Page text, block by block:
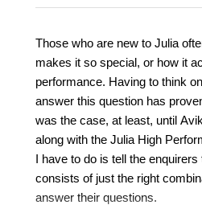
Those who are new to Julia
makes it so special, or how it
performance. Having to think
answer this question has
was the case, at least, until
along with the Julia High
I have to do is tell the
consists of just the right
answer their questions.